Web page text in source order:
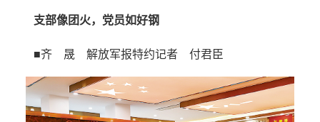
支部像团火，党员如好钢
■齐 晟 解放军报特约记者 付君臣